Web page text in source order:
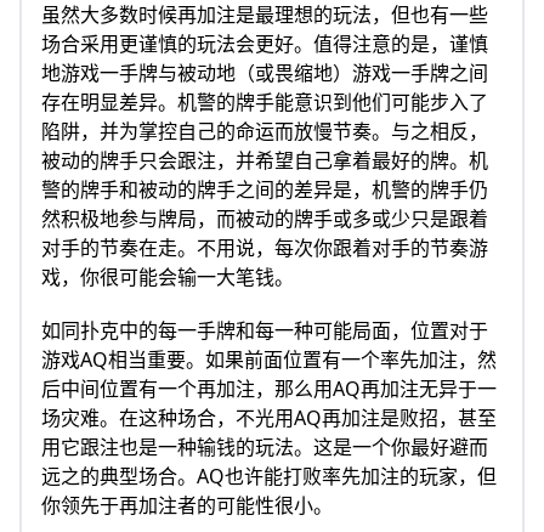
虽然大多数时候再加注是最理想的玩法，但也有一些
场合采用更谨慎的玩法会更好。值得注意的是，谨慎
地游戏一手牌与被动地（或畏缩地）游戏一手牌之间
存在明显差异。机警的牌手能意识到他们可能步入了
陷阱，并为掌控自己的命运而放慢节奏。与之相反，
被动的牌手只会跟注，并希望自己拿着最好的牌。机
警的牌手和被动的牌手之间的差异是，机警的牌手仍
然积极地参与牌局，而被动的牌手或多或少只是跟着
对手的节奏在走。不用说，每次你跟着对手的节奏游
戏，你很可能会输一大笔钱。
如同扑克中的每一手牌和每一种可能局面，位置对于
游戏AQ相当重要。如果前面位置有一个率先加注，然
后中间位置有一个再加注，那么用AQ再加注无异于一
场灾难。在这种场合，不光用AQ再加注是败招，甚至
用它跟注也是一种输钱的玩法。这是一个你最好避而
远之的典型场合。AQ也许能打败率先加注的玩家，但
你领先于再加注者的可能性很小。